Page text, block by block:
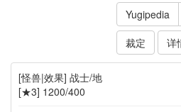
Yugipedia
裁定
详
[怪兽|效果] 战士/地
[★3] 1200/400